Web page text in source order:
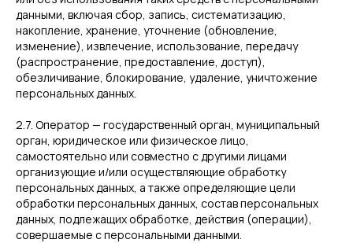
данными, включая сбор, запись, систематизацию,
накопление, хранение, уточнение (обновление,
изменение), извлечение, использование, передачу
(распространение, предоставление, доступ),
обезличивание, блокирование, удаление, уничтожение
персональных данных.
2.7. Оператор — государственный орган, муниципальный
орган, юридическое или физическое лицо,
самостоятельно или совместно с другими лицами
организующие и/или осуществляющие обработку
персональных данных, а также определяющие цели
обработки персональных данных, состав персональных
данных, подлежащих обработке, действия (операции),
совершаемые с персональными данными.